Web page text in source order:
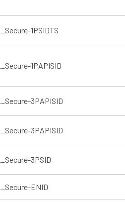
__Secure-1PSIDTS
__Secure-1PAPISID
__Secure-3PAPISID
__Secure-3PAPISID
__Secure-3PSID
__Secure-ENID